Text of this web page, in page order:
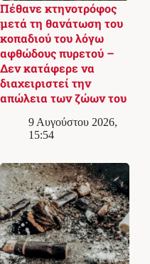
Πέθανε κτηνοτρόφος
μετά τη θανάτωση του
κοπαδιού του λόγω
αφθώδους πυρετού –
Δεν κατάφερε να
διαχειριστεί την
απώλεια των ζώων του
9 Αυγούστου 2026,
15:54